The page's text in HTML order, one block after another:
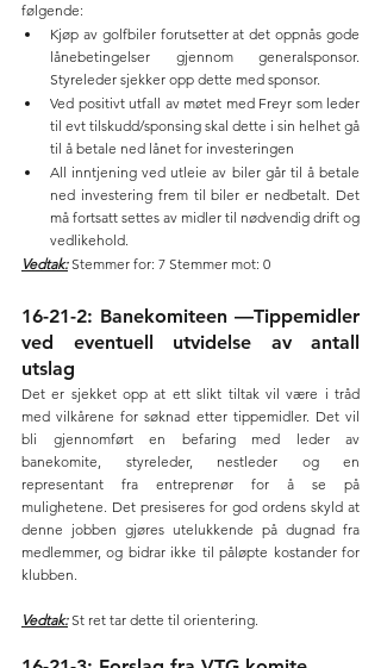
følgende:
Kjøp av golfbiler forutsetter at det oppnås gode
lånebetingelser gjennom generalsponsor.
Styreleder sjekker opp dette med sponsor.
Ved positivt utfall av møtet med Freyr som leder
til evt tilskudd/sponsing skal dette i sin helhet gå
til å betale ned lånet for investeringen
All inntjening ved utleie av biler går til å betale
ned investering frem til biler er nedbetalt. Det
må fortsatt settes av midler til nødvendig drift og
vedlikehold.
Vedtak: Stemmer for: 7 Stemmer mot: 0
16-21-2: Banekomiteen —Tippemidler
ved eventuell utvidelse av antall
utslag
Det er sjekket opp at ett slikt tiltak vil være i tråd
med vilkårene for søknad etter tippemidler. Det vil
bli gjennomført en befaring med leder av
banekomite, styreleder, nestleder og en
representant fra entreprenør for å se på
mulighetene. Det presiseres for god ordens skyld at
denne jobben gjøres utelukkende på dugnad fra
medlemmer, og bidrar ikke til påløpte kostander for
klubben.
Vedtak: St ret tar dette til orientering.